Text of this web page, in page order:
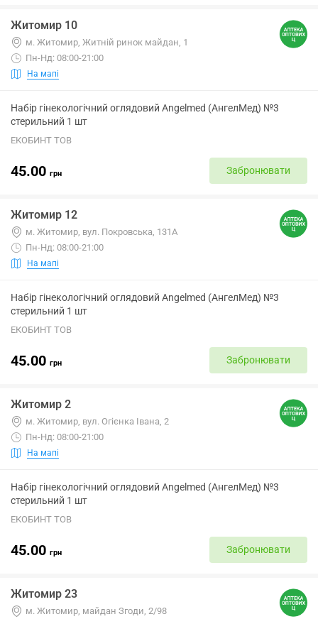
Житомир 10
м. Житомир, Житній ринок майдан, 1
Пн-Нд: 08:00-21:00
На мапі
Набір гінекологічний оглядовий Angelmed (АнгелМед) №3
стерильний 1 шт
ЕКОБИНТ ТОВ
45.00 грн Забронювати
Житомир 12
м. Житомир, вул. Покровська, 131А
Пн-Нд: 08:00-21:00
На мапі
Набір гінекологічний оглядовий Angelmed (АнгелМед) №3
стерильний 1 шт
ЕКОБИНТ ТОВ
45.00 грн Забронювати
Житомир 2
м. Житомир, вул. Огієнка Івана, 2
Пн-Нд: 08:00-21:00
На мапі
Набір гінекологічний оглядовий Angelmed (АнгелМед) №3
стерильний 1 шт
ЕКОБИНТ ТОВ
45.00 грн Забронювати
Житомир 23
м. Житомир, майдан Згоди, 2/98